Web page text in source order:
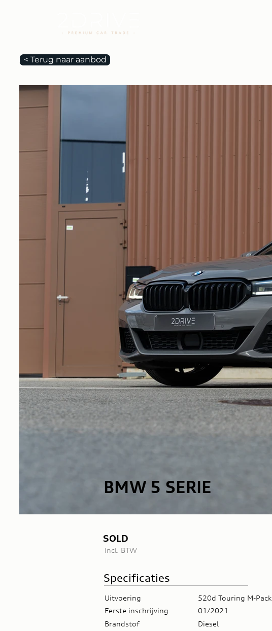
< Terug naar aanbod
BMW 5 SERIE
SOLD
Incl. BTW
Specificaties
Uitvoering
Eerste inschrijving
Brandstof
520d Touring M-Pack
01/2021
Diesel